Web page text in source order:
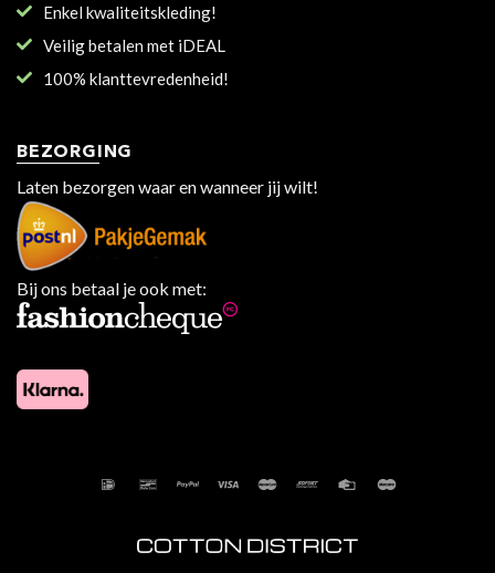
Enkel kwaliteitskleding!
Veilig betalen met iDEAL
100% klanttevredenheid!
BEZORGING
Laten bezorgen waar en wanneer jij wilt!
Bij ons betaal je ook met: